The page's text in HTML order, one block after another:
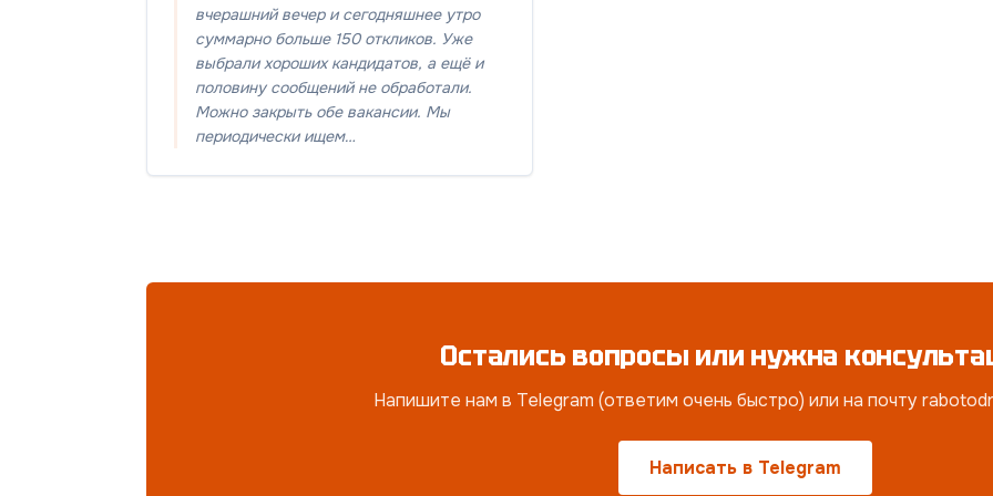
вчерашний вечер и сегодняшнее утро
суммарно больше 150 откликов. Уже
выбрали хороших кандидатов, а ещё и
половину сообщений не обработали.
Можно закрыть обе вакансии. Мы
периодически ищем…
Остались вопросы или нужна
Напишите нам в Telegram (ответим очень быстро) или на почту
Написать в Telegram